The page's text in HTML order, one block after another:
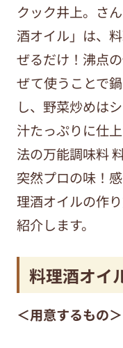
クック井上。さ
酒オイル」は、
ぜるだけ！沸点
ぜて使うことで
し、野菜炒めは
汁たっぷりに仕
法の万能調味料
突然プロの味！
理酒オイルの作
紹介します。
料理酒オイ
＜用意するもの＞